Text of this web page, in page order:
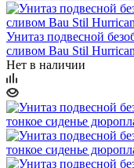
Унитаз подвесной
сливом Bau Stil
Нет в наличии